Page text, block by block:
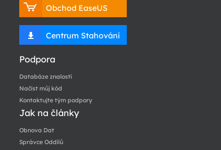
Obchod EaseUS
Centrum Stahování
Podpora
Databáze znalostí
Načíst můj kód
Kontaktujte tým podpory
Jak na články
Obnova Dat
Správce Oddílů